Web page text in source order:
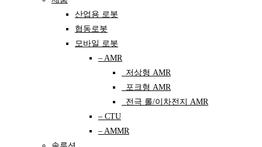
산업용 로봇
협동로봇
모바일 로봇
– AMR
저상형 AMR
포크형 AMR
전극 롤/이차전지 AMR
– CTU
– AMMR